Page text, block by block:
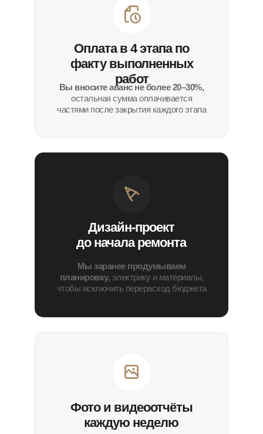
Оплата в 4 этапа по
факту выполненных
работ
Вы вносите аванс не более 20–30%,
остальная сумма оплачивается
частями после закрытия каждого этапа
Фото и видеоотчёты
каждую неделю
Дизайн-проект
до начала ремонта
Мы заранее продумываем
планировку, электрику и материалы,
чтобы исключить перерасход бюджета